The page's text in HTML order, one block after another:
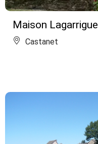
Maison Lagarrigue
Castanet